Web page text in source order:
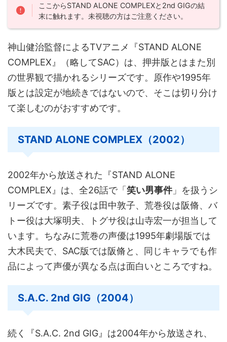
ここからSTAND ALONE COMPLEXと2nd GIGの結
末に触れます。未視聴の方はご注意ください。
神山健治監督によるTVアニメ『STAND ALONE
COMPLEX』（略してSAC）は、押井版とはまた別
の世界観で描かれるシリーズです。原作や1995年
版とは設定が地続きではないので、そこは切り分け
て楽しむのがおすすめです。
STAND ALONE COMPLEX（2002）
2002年から放送された『STAND ALONE
COMPLEX』は、全26話で「 笑い男事件」を扱うシ
リーズです。素子役は田中敦子、荒巻役は阪脩、バ
トー役は大塚明夫、トグサ役は山寺宏一が担当して
います。ちなみに荒巻の声優は1995年劇場版では
大木民夫で、SAC版では阪脩と、同じキャラでも作
品によって声優が異なる点は面白いところですね。
S.A.C. 2nd GIG（2004）
続く『S.A.C. 2nd GIG』は2004年から放送され、